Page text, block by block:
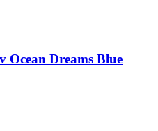
Ocean Dreams Blue